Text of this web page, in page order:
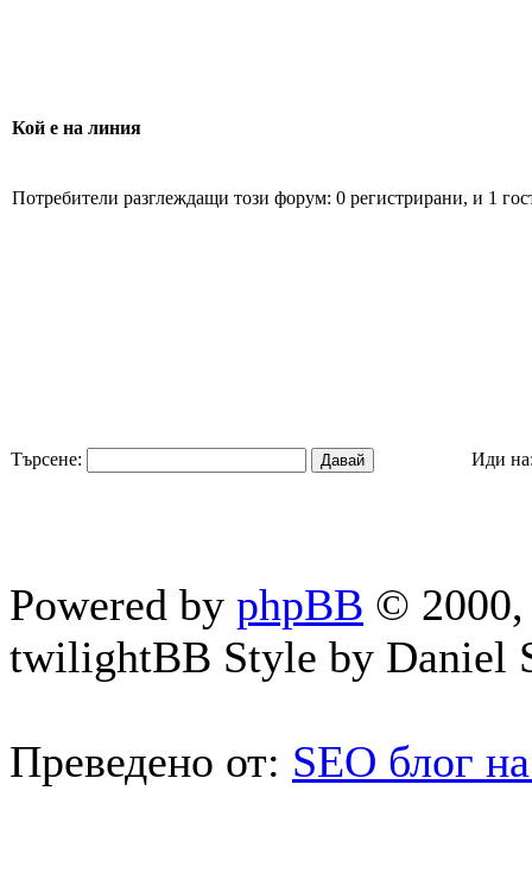
Кой е на линия
Потребители разглеждащи този форум: 0 регистрирани, и 1
Търсене: Иди
Powered by phpBB © 2000,
twilightBB Style by Daniel
Преведено от: SEO блог